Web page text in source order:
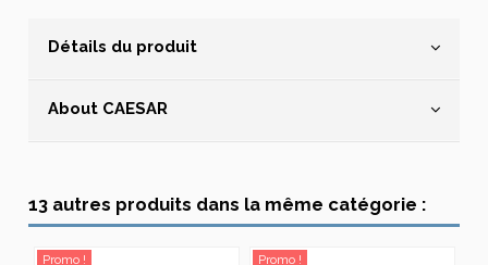
Détails du produit
About CAESAR
13 autres produits dans la même catégorie :
Promo !
Promo !